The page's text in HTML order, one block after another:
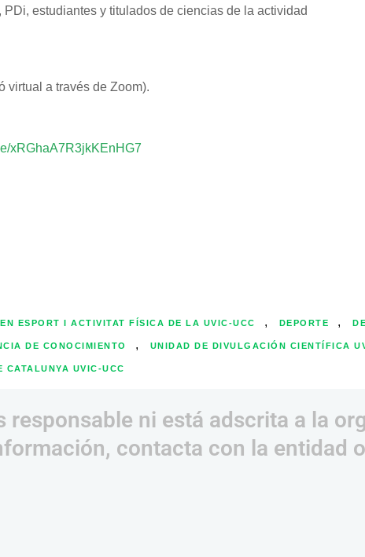
estudiantes y titulados de ciencias de la actividad
virtual a través de Zoom).
xRGhaA7R3jkKEnHG7
ESPORT I ACTIVITAT FÍSICA DE LA UVIC-UCC , DEPORTE ,
DE CONOCIMIENTO , UNIDAD DE DIVULGACIÓN CIENTÍFICA
CATALUNYA UVIC-UCC
responsable ni está adscrita a la
contacta con la entidad